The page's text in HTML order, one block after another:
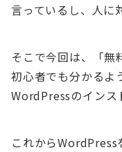
言っているし、人に
そこで今回は、「
初心者でも分かるよ
WordPressのインス
これから